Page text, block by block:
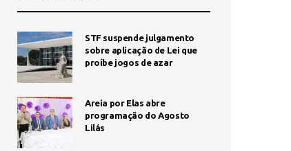
STF suspende julgamento
sobre aplicação de Lei que
proíbe jogos de azar
Areia por Elas abre
programação do Agosto
Lilás